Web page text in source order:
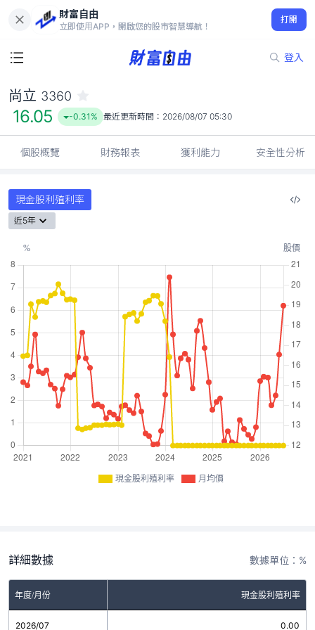
財富自由
立即使用APP，開啟您的股市智慧導航！
打開
登入
16.05
-0.31%
尚立 3360
16.05 -0.31% 最近更新時間： 2026/08/07 05:30
個股概覽 財務報表 獲利能力 安全性分析
現金股利殖利率
近5年
現金股利殖利率 月均價
詳細數據 數據單位：%
年度/月份 現金股利殖利率
2026/07 0.00